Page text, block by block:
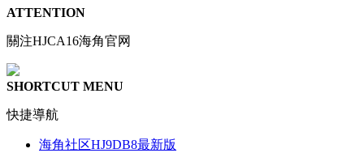
ATTENTION
關注HJCA16海角官网
SHORTCUT MENU
快捷導航
海角社区HJ9DB8最新版